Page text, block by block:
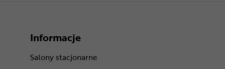
Informacje
Salony stacjonarne